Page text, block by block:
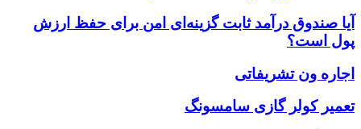
آیا صندوق درآمد ثابت گزینه‌ای امن برای حفظ ارزش
پول است؟
اجاره ون تشریفاتی
تعمیر کولر گازی سامسونگ